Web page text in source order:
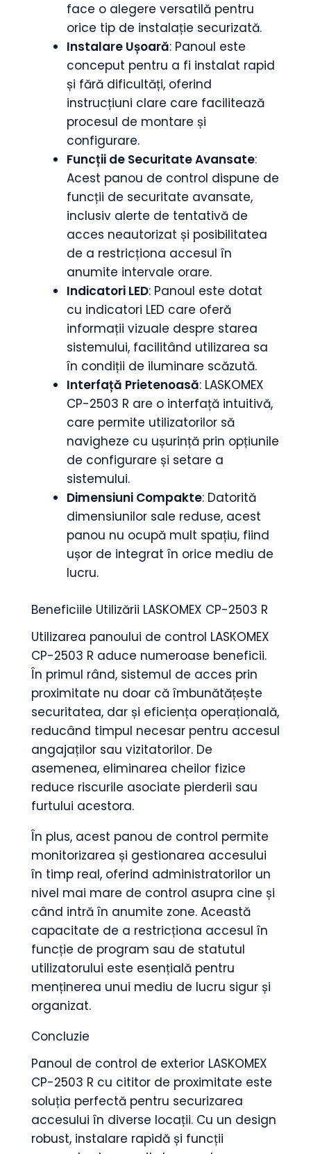
face o alegere versatilă pentru
orice tip de instalație securizată.
Instalare Ușoară: Panoul este
conceput pentru a fi instalat rapid
și fără dificultăți, oferind
instrucțiuni clare care facilitează
procesul de montare și
configurare.
Funcții de Securitate Avansate:
Acest panou de control dispune de
funcții de securitate avansate,
inclusiv alerte de tentativă de
acces neautorizat și posibilitatea
de a restricționa accesul în
anumite intervale orare.
Indicatori LED: Panoul este dotat
cu indicatori LED care oferă
informații vizuale despre starea
sistemului, facilitând utilizarea sa
în condiții de iluminare scăzută.
Interfață Prietenoasă: LASKOMEX
CP-2503 R are o interfață intuitivă,
care permite utilizatorilor să
navigheze cu ușurință prin opțiunile
de configurare și setare a
sistemului.
Dimensiuni Compakte: Datorită
dimensiunilor sale reduse, acest
panou nu ocupă mult spațiu, fiind
ușor de integrat în orice mediu de
lucru.
Beneficiile Utilizării LASKOMEX CP-2503 R
Utilizarea panoului de control LASKOMEX
CP-2503 R aduce numeroase beneficii.
În primul rând, sistemul de acces prin
proximitate nu doar că îmbunătățește
securitatea, dar și eficiența operațională,
reducând timpul necesar pentru accesul
angajaților sau vizitatorilor. De
asemenea, eliminarea cheilor fizice
reduce riscurile asociate pierderii sau
furtului acestora.
În plus, acest panou de control permite
monitorizarea și gestionarea accesului
în timp real, oferind administratorilor un
nivel mai mare de control asupra cine și
când intră în anumite zone. Această
capacitate de a restricționa accesul în
funcție de program sau de statutul
utilizatorului este esențială pentru
menținerea unui mediu de lucru sigur și
organizat.
Concluzie
Panoul de control de exterior LASKOMEX
CP-2503 R cu cititor de proximitate este
soluția perfectă pentru securizarea
accesului în diverse locații. Cu un design
robust, instalare rapidă și funcții